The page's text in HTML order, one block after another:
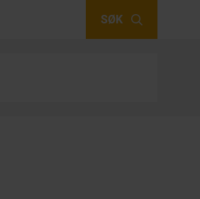
SØK